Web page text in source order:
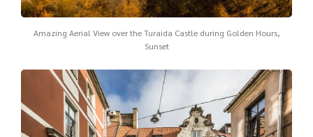
Amazing Aerial View over the Turaida Castle during Golden Hours,
Sunset